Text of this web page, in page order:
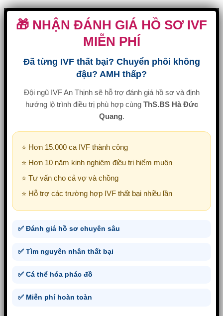
🎁 NHẬN ĐÁNH GIÁ HỒ SƠ IVF
MIỄN PHÍ
Đã từng IVF thất bại? Chuyển phôi không
đậu? AMH thấp?
Đội ngũ IVF An Thịnh sẽ hỗ trợ đánh giá hồ sơ và định
hướng lộ trình điều trị phù hợp cùng ThS.BS Hà Đức
Quang.
⭐ Hơn 15.000 ca IVF thành công
⭐ Hơn 10 năm kinh nghiệm điều trị hiếm muộn
⭐ Tư vấn cho cả vợ và chồng
⭐ Hỗ trợ các trường hợp IVF thất bại nhiều lần
✅ Đánh giá hồ sơ chuyên sâu
✅ Tìm nguyên nhân thất bại
✅ Cá thể hóa phác đồ
✅ Miễn phí hoàn toàn